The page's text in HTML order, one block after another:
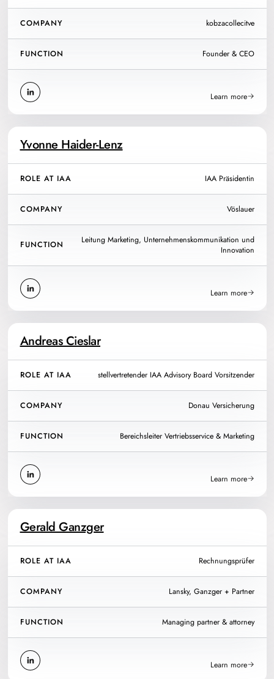
COMPANY kobzacollecitve
FUNCTION Founder & CEO
Learn more
Yvonne Haider-Lenz
ROLE AT IAA IAA Präsidentin
COMPANY Vöslauer
FUNCTION
Leitung Marketing, Unternehmenskommunikation und
Innovation
Learn more
Andreas Cieslar
ROLE AT IAA stellvertretender IAA Advisory Board Vorsitzender
COMPANY Donau Versicherung
FUNCTION Bereichsleiter Vertriebsservice & Marketing
Learn more
Gerald Ganzger
ROLE AT IAA Rechnungsprüfer
COMPANY Lansky, Ganzger + Partner
FUNCTION Managing partner & attorney
Learn more